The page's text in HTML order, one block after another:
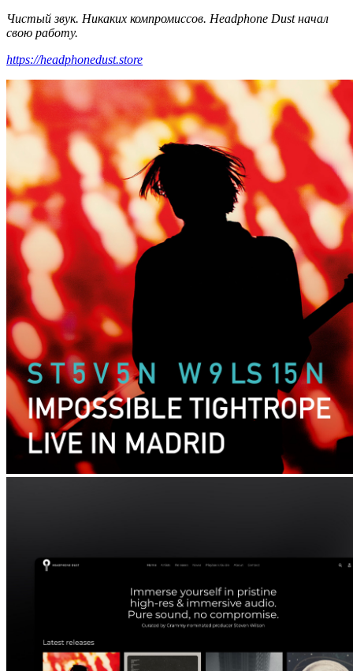
Чистый звук. Никаких компромиссов. Headphone Dust начал
свою работу.
https://headphonedust.store